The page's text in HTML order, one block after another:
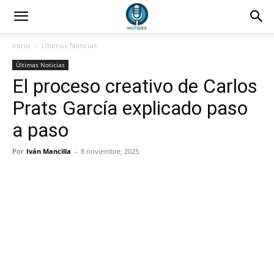
Inicio Últimas Noticias
Últimas Noticias
El proceso creativo de Carlos
Prats García explicado paso
a paso
Por Iván Mancilla - 8 noviembre, 2025